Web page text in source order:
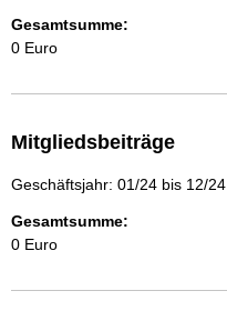
Gesamtsumme:
0 Euro
Mitgliedsbeiträge
Geschäftsjahr: 01/24 bis 12/24
Gesamtsumme:
0 Euro